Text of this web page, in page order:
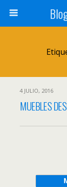
4 JULIO, 2016
MUEBLES